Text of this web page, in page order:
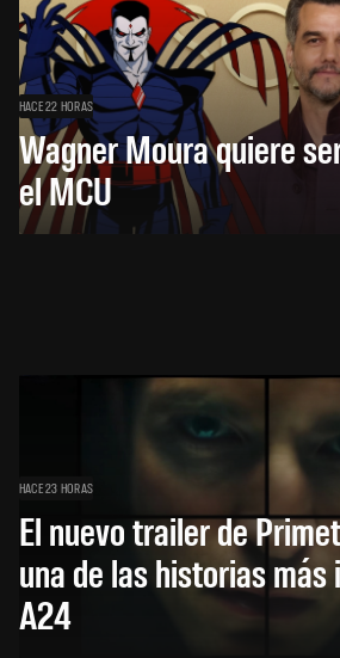
HACE 22 HORAS
Wagner Moura quiere
el MCU
HACE 23 HORAS
El nuevo trailer de
una de las historias más
A24